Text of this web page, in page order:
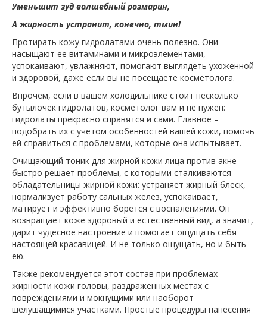
Уменьшит зуд волшебный розмарин,
А жирность устранит, конечно, тмин!
Протирать кожу гидролатами очень полезно. Они
насыщают ее витаминами и микроэлементами,
успокаивают, увлажняют, помогают выглядеть ухоженной
и здоровой, даже если вы не посещаете косметолога.
Впрочем, если в вашем холодильнике стоит несколько
бутылочек гидролатов, косметолог вам и не нужен:
гидролаты прекрасно справятся и сами. Главное –
подобрать их с учетом особенностей вашей кожи, помочь
ей справиться с проблемами, которые она испытывает.
Очищающий тоник для жирной кожи лица против акне
быстро решает проблемы, с которыми сталкиваются
обладательницы жирной кожи: устраняет жирный блеск,
нормализует работу сальных желез, успокаивает,
матирует и эффективно борется с воспалениями. Он
возвращает коже здоровый и естественный вид, а значит,
дарит чудесное настроение и помогает ощущать себя
настоящей красавицей. И не только ощущать, но и быть
ею.
Также рекомендуется этот состав при проблемах
жирности кожи головы, раздраженных местах с
повреждениями и мокнущими или наоборот
шелушащимися участками. Простые процедуры нанесения